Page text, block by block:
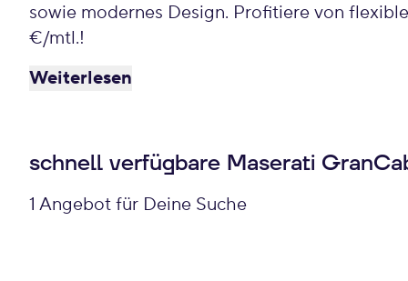
sowie modernes Design. Profitiere von
€/mtl.!
Weiterlesen
schnell verfügbare Maserati
1 Angebot für Deine Suche